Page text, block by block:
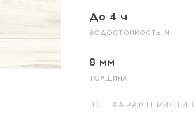
До 4 ч
ВОДОСТОЙКОСТЬ, Ч
8 мм
ТОЛЩИНА
ВСЕ